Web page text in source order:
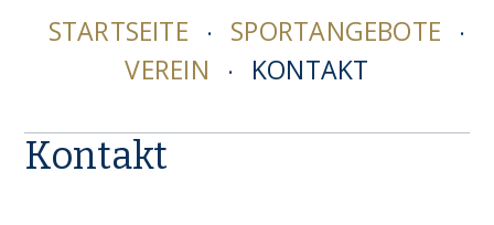
STARTSEITE
SPORTANGEBOTE
VEREIN
KONTAKT
Kontakt